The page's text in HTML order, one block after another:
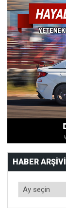
HABER ARŞIVI